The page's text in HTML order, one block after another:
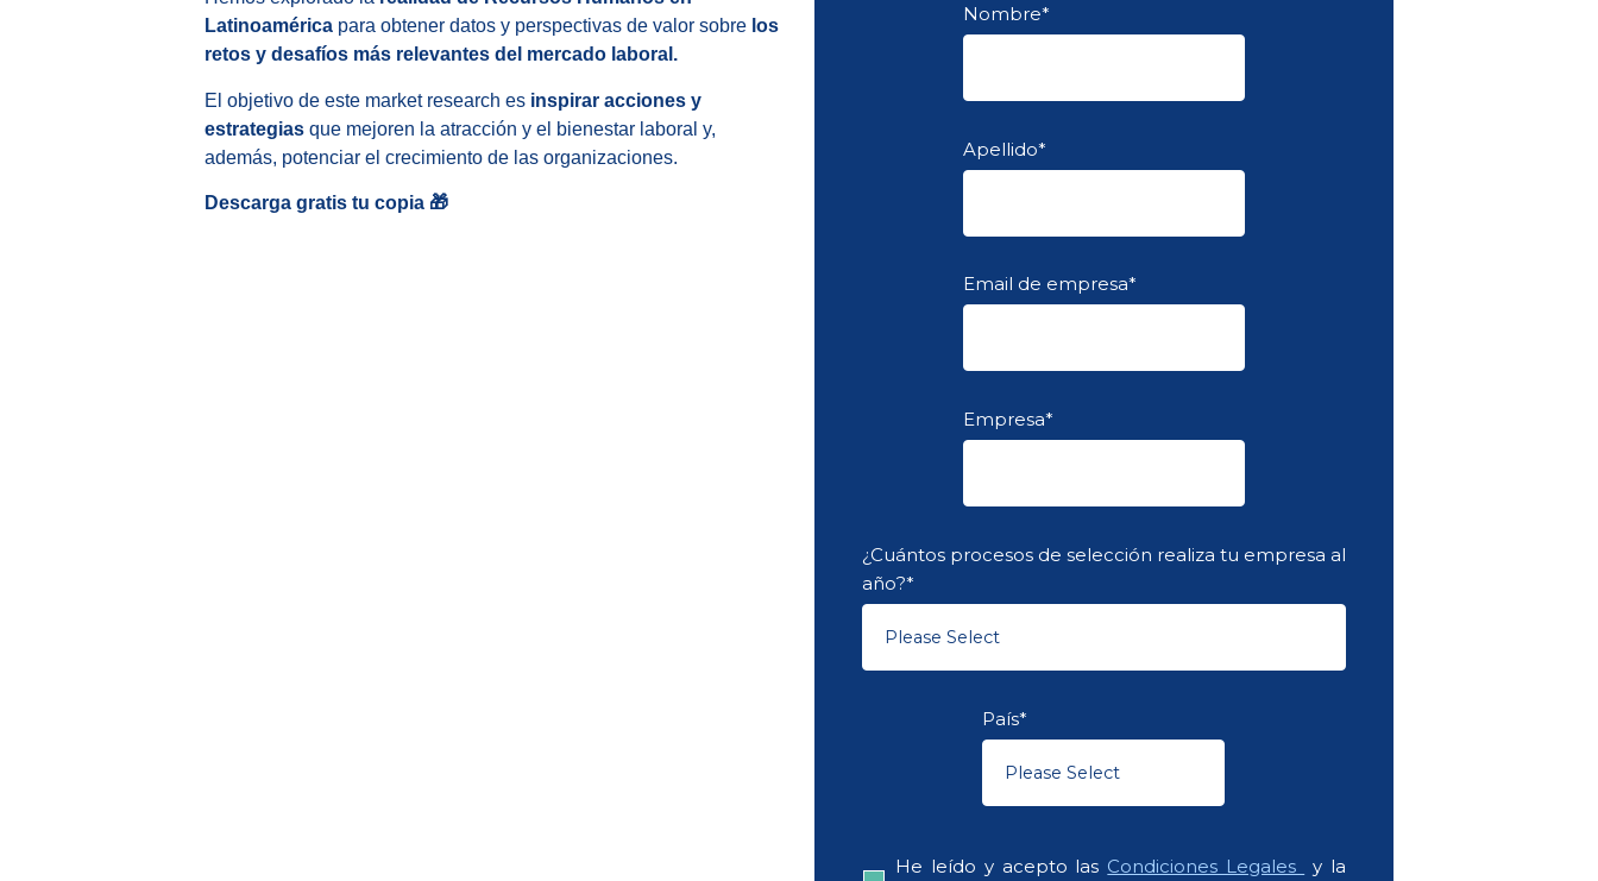
Latinoamérica para obtener datos y perspectivas de valor sobre los
retos y desafíos más relevantes del mercado laboral.
El objetivo de este market research es inspirar acciones y
estrategias que mejoren la atracción y el bienestar laboral y,
además, potenciar el crecimiento de las organizaciones.
Descarga gratis tu copia 🎁
Nombre*
Apellido*
Email de empresa*
Empresa*
¿Cuántos procesos de selección realiza tu empresa al
año?*
País*
He leído y acepto las Condiciones Legales y la